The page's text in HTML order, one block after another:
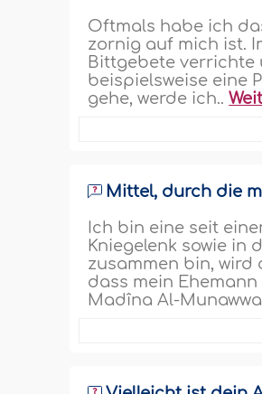
Oftmals habe ich
zornig auf mich ist.
Bittgebete verrichte
beispielsweise eine
gehe, werde ich..
Mittel, durch die
Ich bin eine seit
Kniegelenk sowie in
zusammen bin, wird
dass mein
Madîna Al-